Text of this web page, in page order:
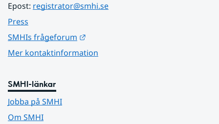
Epost: registrator@smhi.se
Press
SMHIs frågeforum
Mer kontaktinformation
SMHI-länkar
Jobba på SMHI
Om SMHI